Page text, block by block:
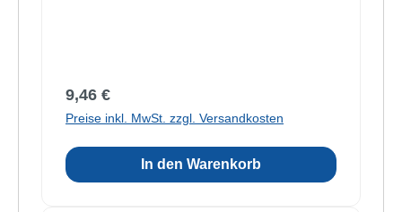
Regulärer Preis:
9,46 €
Preise inkl. MwSt. zzgl. Versandkosten
In den Warenkorb